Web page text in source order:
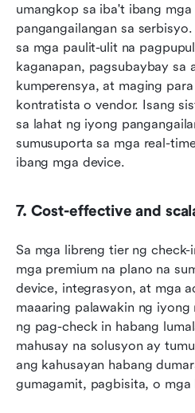
umangkop sa iba't ibang
pangangailangan sa
sa mga paulit-ulit na
kaganapan, pagsubaybay sa
kumperensya, at maging
kontratista o vendor. Isang
sa lahat ng iyong
sumusuporta sa mga real-
ibang mga device.
7. Cost-effective and
Sa mga libreng tier ng
mga premium na plano na
device, integrasyon, at mga
maaaring palawakin ng
ng pag-check in habang
mahusay na solusyon ay
ang kahusayan habang
gumagamit, pagbisita, o